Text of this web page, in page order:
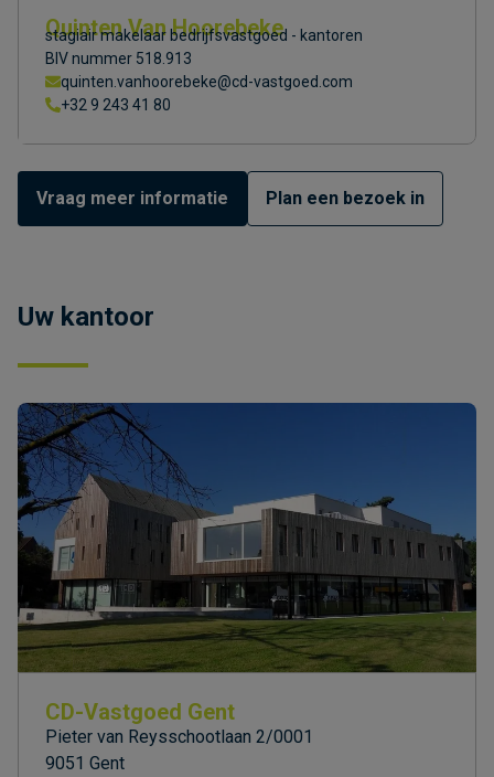
Quinten Van Hoorebeke
stagiair makelaar bedrijfsvastgoed - kantoren
BIV nummer 518.913
quinten.vanhoorebeke@cd-vastgoed.com
+32 9 243 41 80
Vraag meer informatie Plan een bezoek in
Uw kantoor
CD-Vastgoed Gent
Pieter van Reysschootlaan 2/0001
9051 Gent